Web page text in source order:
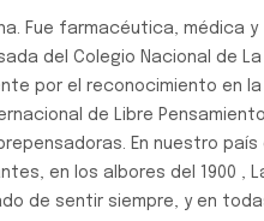
Fue farmacéutica, médica y
del Colegio Nacional de La
por el reconocimiento en la
de Libre
En nuestro
en los albores del 1900 ,
de sentir siempre, y en